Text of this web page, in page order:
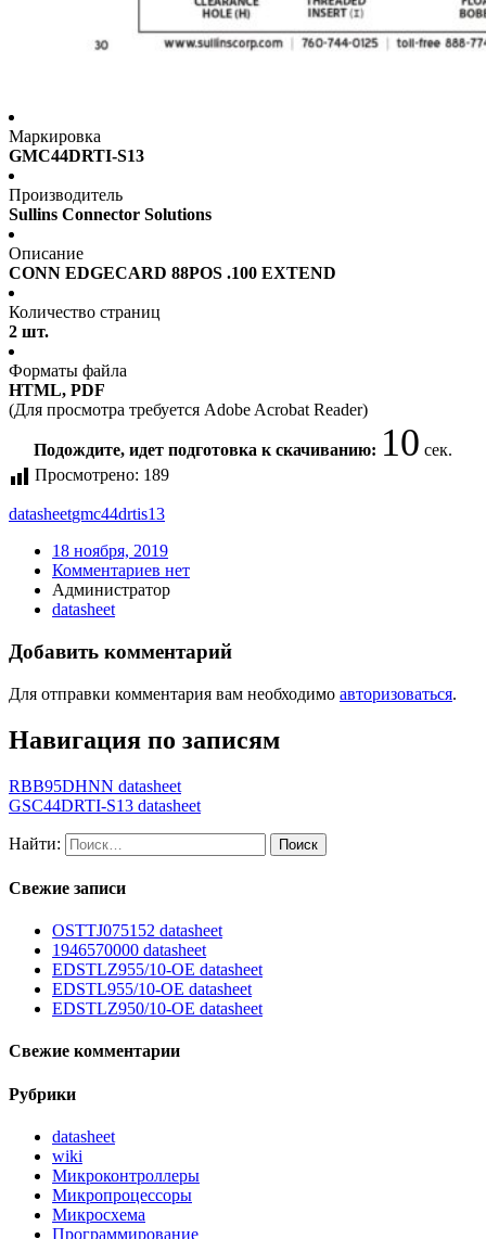
Маркировка
GMC44DRTI-S13
Производитель
Sullins Connector Solutions
Описание
CONN EDGECARD 88POS .100 EXTEND
Количество страниц
2 шт.
Форматы файла
HTML, PDF
(Для просмотра требуется Adobe Acrobat Reader)
Подождите, идет подготовка к скачиванию: 10 сек.
Просмотрено: 189
datasheetgmc44drtis13
18 ноября, 2019
Комментариев нет
Администратор
datasheet
Добавить комментарий
Для отправки комментария вам необходимо авторизоваться.
Навигация по записям
RBB95DHNN datasheet
GSC44DRTI-S13 datasheet
Найти:
Свежие записи
OSTTJ075152 datasheet
1946570000 datasheet
EDSTLZ955/10-OE datasheet
EDSTL955/10-OE datasheet
EDSTLZ950/10-OE datasheet
Свежие комментарии
Рубрики
datasheet
wiki
Микроконтроллеры
Микропроцессоры
Микросхема
Программирование